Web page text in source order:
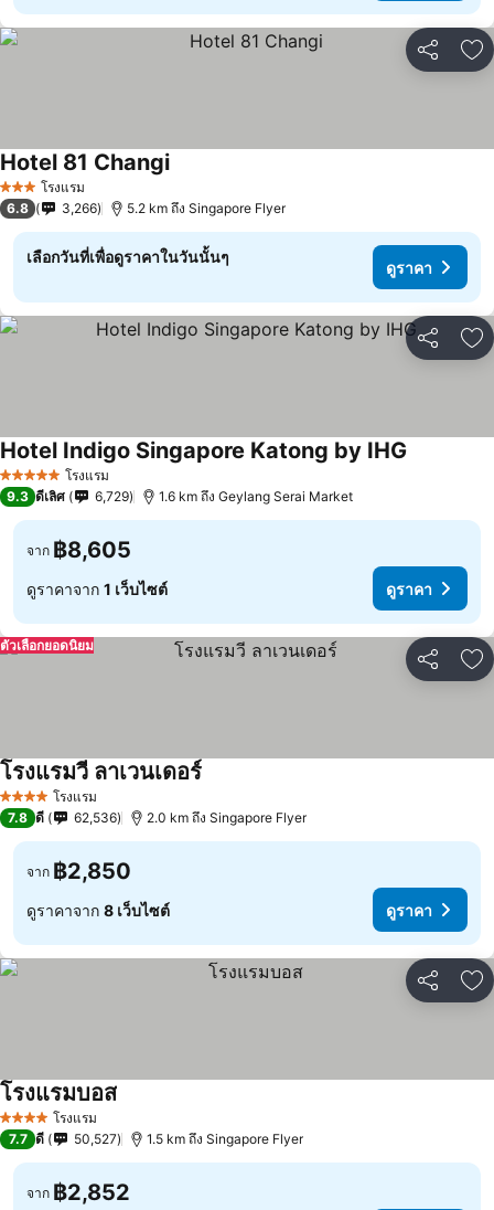
แชร์ เ
3 ดาว โรงแรม
Hotel 81 Changi
6.8 3,266 5.2 km ถึง Singapore Flyer
เลือกวันที่เพื่อดูราคาในวันนั้นๆ
ดูราคา
แชร์ เ
5 ดาว โรงแรม
Hotel Indigo Singapore Katong by IHG
9.3 ดีเลิศ 6,729 1.6 km ถึง Geylang Serai Market
จาก ฿8,605
ดูราคาจาก 1 เว็บไซต์ ดูราคา
แชร์ เ
ตัวเลือกยอดนิยม
4 ดาว โรงแรม
โรงแรมวี ลาเวนเดอร์
7.8 ดี 62,536 2.0 km ถึง Singapore Flyer
จาก ฿2,850
ดูราคาจาก 8 เว็บไซต์ ดูราคา
แชร์ เ
4 ดาว โรงแรม
โรงแรมบอส
7.7 ดี 50,527 1.5 km ถึง Singapore Flyer
จาก ฿2,852